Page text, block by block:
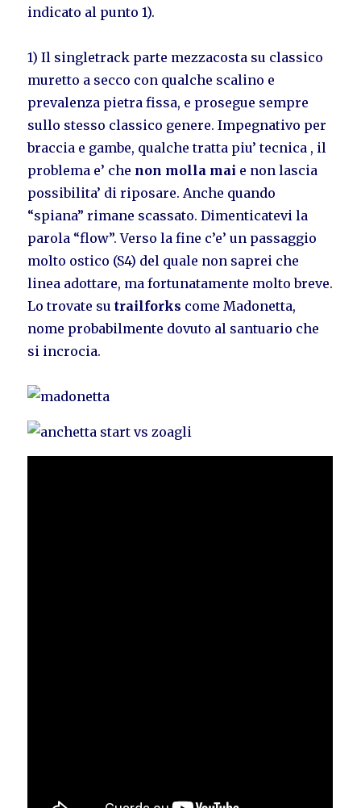
indicato al punto 1).
1) Il singletrack parte mezzacosta su classico
muretto a secco con qualche scalino e
prevalenza pietra fissa, e prosegue sempre
sullo stesso classico genere. Impegnativo per
braccia e gambe, qualche tratta piu’ tecnica , il
problema e’ che non molla mai e non lascia
possibilita’ di riposare. Anche quando
“spiana” rimane scassato. Dimenticatevi la
parola “flow”. Verso la fine c’e’ un passaggio
molto ostico (S4) del quale non saprei che
linea adottare, ma fortunatamente molto breve.
Lo trovate sutrailforks come Madonetta,
nome probabilmente dovuto al santuario che
si incrocia.